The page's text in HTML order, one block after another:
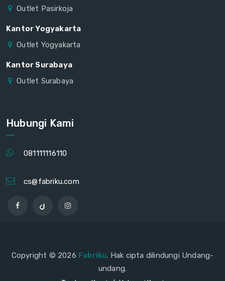
Outlet Pasirkoja
Kantor Yogyakarta
Outlet Yogyakarta
Kantor Surabaya
Outlet Surabaya
Hubungi Kami
081111116110
cs@fabriku.com
Copyright © 2026 Fabriku. Hak cipta dilindungi Undang-
undang.